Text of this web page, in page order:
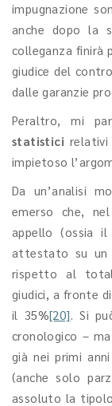
impugnazione
anche dopo la
colleganza finirà
giudice del
dalle garanzie
Peraltro, mi
statistici relativi
impietoso
Da un’analisi
emerso che,
appello (ossia
attestato su un
rispetto al
giudici, a fronte
il 35%[20]. Si
cronologico –
già nei primi
(anche solo
assoluto la